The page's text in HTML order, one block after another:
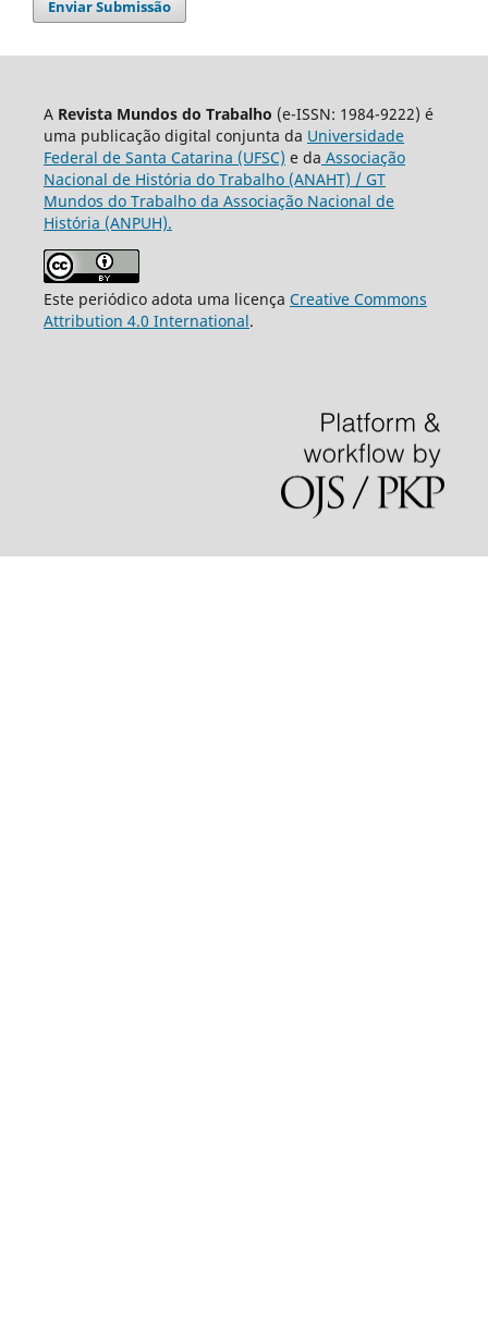
Enviar Submissão
A Revista Mundos do Trabalho (e-ISSN: 1984-9222) é
uma publicação digital conjunta da Universidade
Federal de Santa Catarina (UFSC) e da Associação
Nacional de História do Trabalho (ANAHT) / GT
Mundos do Trabalho da Associação Nacional de
História (ANPUH).
Este periódico adota uma licença Creative Commons
Attribution 4.0 International.